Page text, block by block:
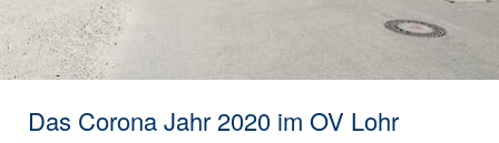
Das Corona Jahr 2020 im OV Lohr